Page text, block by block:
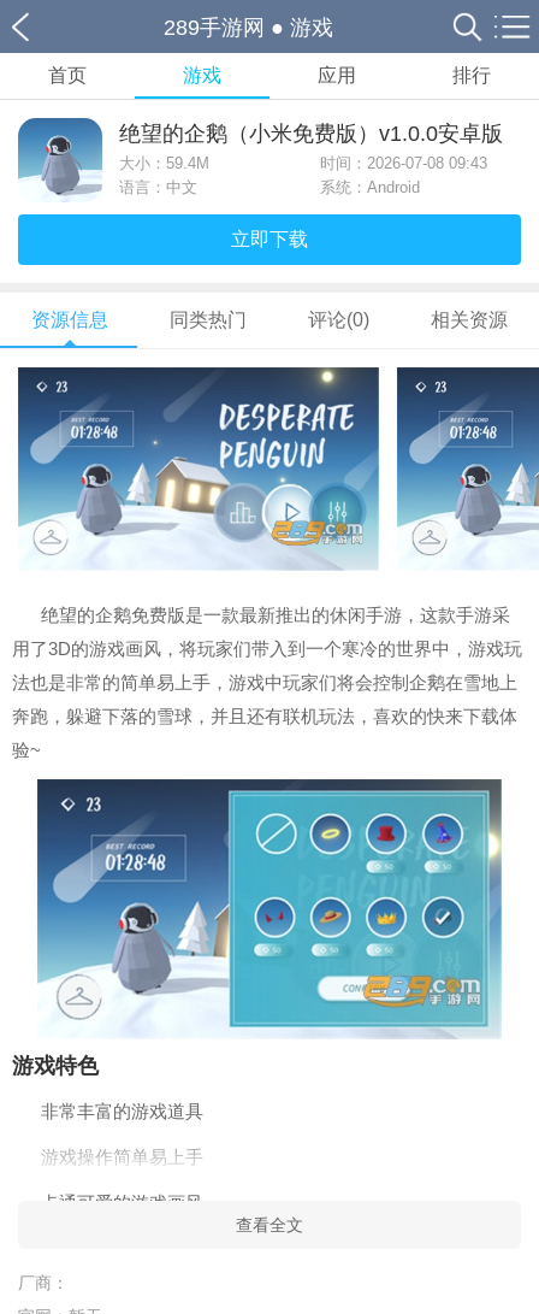
289手游网 ● 游戏
首页 游戏 应用 排行
绝望的企鹅（小米免费版）v1.0.0安卓版
大小： 59.4M
时间：2026-07-08 09:43
语言：中文
系统：Android
立即下载
资源信息 同类热门 评论(0) 相关资源
绝望的企鹅免费版是一款最新推出的休闲手游，这款手游采
用了3D的游戏画风，将玩家们带入到一个寒冷的世界中，游戏玩
法也是非常的简单易上手，游戏中玩家们将会控制企鹅在雪地上
奔跑，躲避下落的雪球，并且还有联机玩法，喜欢的快来下载体
验~
游戏特色
非常丰富的游戏道具
游戏操作简单易上手
卡通可爱的游戏画风
游戏说明
查看全文
厂商：